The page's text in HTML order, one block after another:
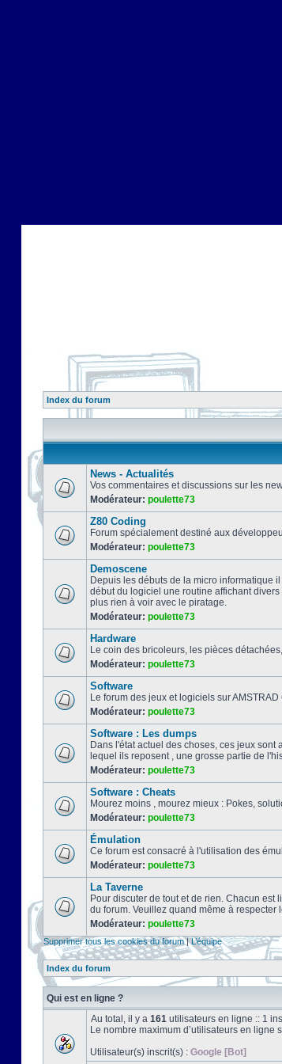
Index du forum
News - Actualités
Vos commentaires et discussions sur les
Modérateur: poulette73
Z80 Coding
Forum spécialement destiné aux
Modérateur: poulette73
Demoscene
Depuis les débuts de la micro informatique
début du logiciel une routine affichant
plus rien à voir avec le piratage.
Modérateur: poulette73
Hardware
Le coin des bricoleurs, les pièces
Modérateur: poulette73
Software
Le forum des jeux et logiciels sur
Modérateur: poulette73
Software : Les dumps
Dans l'état actuel des choses, ces jeux
lequel ils reposent , une grosse partie de
Modérateur: poulette73
Software : Cheats
Mourez moins , mourez mieux : Pokes,
Modérateur: poulette73
Émulation
Ce forum est consacré à l'utilisation des
Modérateur: poulette73
La Taverne
Pour discuter de tout et de rien. Chacun
du forum. Veuillez quand même à respecter
Modérateur: poulette73
Supprimer tous les cookies du forum|L’équipe
Index du forum
Qui est en ligne ?
Au total, il y a 161 utilisateurs en ligne :: 1
Le nombre maximum d’utilisateurs en ligne
Utilisateur(s) inscrit(s) : Google [Bot]